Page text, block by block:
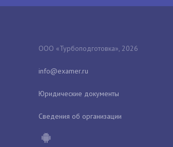
ООО «Турбоподготовка», 2026
Юридические документы
Сведения об организации